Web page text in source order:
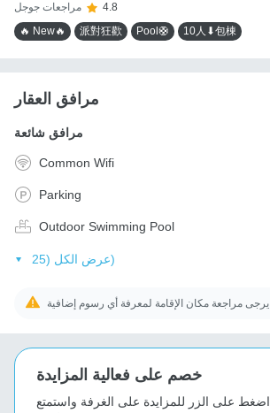
مراجعات جوجل
4.8
🔥 New🔥
派對狂歡 Pool🛟 10人⬇包棟
مرافق العقار
مرافق شائعة
Common Wifi
Parking
Outdoor Swimming Pool
عرض الكل (25)
خصم على فعالية المزايدة
اضغط على الزر للمزايدة على الغرفة واستمتع